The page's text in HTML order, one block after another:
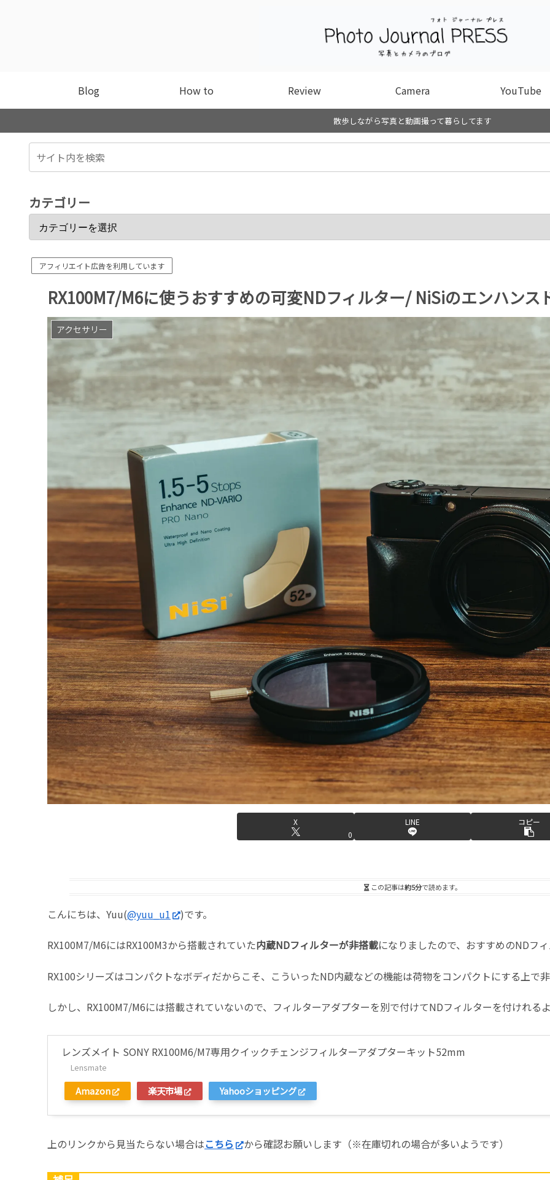
Blog How to Review Camera YouTube
散歩しながら写真と動画撮って暮らしてます
カテゴリー
アフィリエイト広告を利用しています
RX100M7/M6に使うおすすめの可変NDフィルター/ NiSiのエンハンス
アクセサリー
X
0
LINE コピー
この記事は約5分で読めます。
こんにちは、Yuu(@yuu_u1 )です。
RX100M7/M6にはRX100M3から搭載されていた内蔵NDフィルターが非搭載になりましたので、おすすめのNDフ
RX100シリーズはコンパクトなボディだからこそ、こういったND内蔵などの機能は荷物をコンパクトにする上で
しかし、RX100M7/M6には搭載されていないので、フィルターアダプターを別で付けてNDフィルターを付けれる
レンズメイト SONY RX100M6/M7専用クイックチェンジフィルターアダプターキット52mm
Lensmate
Amazon 楽天市場 Yahooショッピング
上のリンクから見当たらない場合はこちら から確認お願いします（※在庫切れの場合が多いようです）